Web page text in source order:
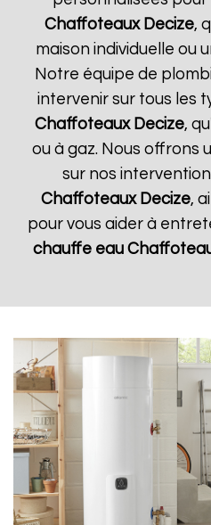
Chaffoteaux Decize,
maison individuelle ou
Notre équipe de
intervenir sur tous les
Chaffoteaux Decize,
ou à gaz. Nous offrons
sur nos
Chaffoteaux Decize,
pour vous aider à
chauffe eau